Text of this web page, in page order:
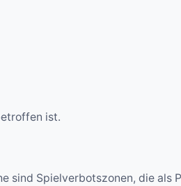
ist.
sind Spielverbotszonen, die als